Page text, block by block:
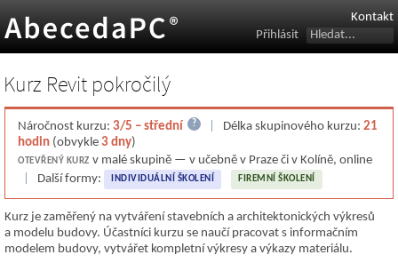
Kontakt
Přihlásit
Kurz Revit pokročilý
Náročnost kurzu: 3/5 – střední ? Délka skupinového kurzu: 21
hodin (obvykle 3 dny)
OTEVŘENÝ KURZ v malé skupině — v učebně v Praze či v Kolíně, online
Další formy: INDIVIDUÁLNÍ ŠKOLENÍ FIREMNÍ ŠKOLENÍ
Kurz je zaměřený na vytváření stavebních a architektonických výkresů
a modelu budovy. Účastníci kurzu se naučí pracovat s informačním
modelem budovy, vytvářet kompletní výkresy a výkazy materiálu.